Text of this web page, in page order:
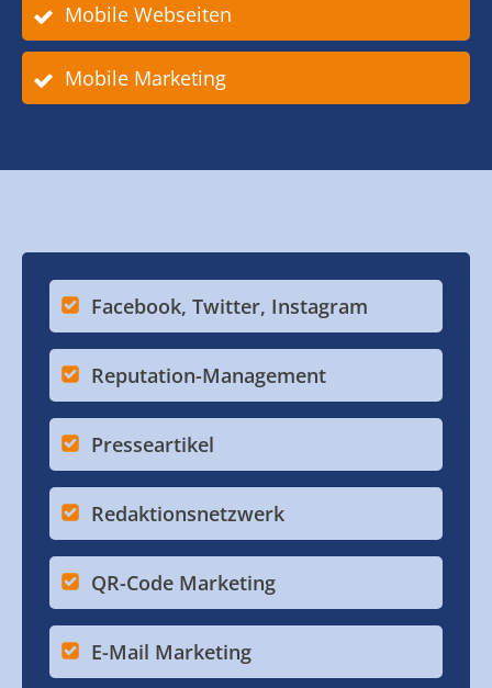
Mobile Webseiten
Mobile Marketing
Facebook, Twitter, Instagram
Reputation-Management
Presseartikel
Redaktionsnetzwerk
QR-Code Marketing
E-Mail Marketing